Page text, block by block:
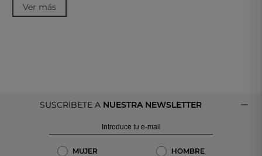
Ver más
SUSCRÍBETE A NUESTRA NEWSLETTER
MUJER
HOMBRE